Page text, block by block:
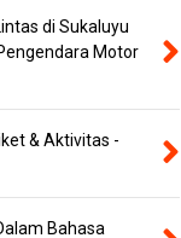
di Sukaluyu
Motor
& Aktivitas -
Bahasa